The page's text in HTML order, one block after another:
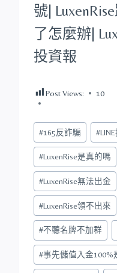
號| LuxenRise
了怎麼辦|
投資報
Post Views: 10
Post
Tags:
#165反詐騙 #
#LuxenRise是真的嗎
#LuxenRise無法出金
#LuxenRise領不出來
#不聽名牌不加群
#事先儲值入金100%